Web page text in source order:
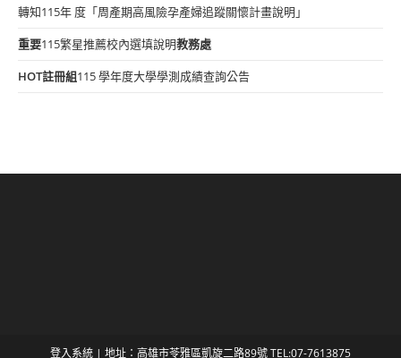
轉知115年 度「周產期高風險孕產婦追蹤關懷計畫說明」
重要115繁星推薦校內選填說明教務處
HOT註冊組115 學年度大學學測成績查詢公告
登入系統 | 地址：高雄市苓雅區凱旋二路89號 TEL:07-7613875